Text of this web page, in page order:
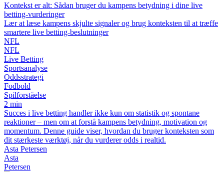
Kontekst er alt: Sådan bruger du kampens betydning i dine live
betting‑vurderinger
Lær at læse kampens skjulte signaler og brug konteksten til at træffe
smartere live betting‑beslutninger
NFL
NFL
Live Betting
Sportsanalyse
Oddsstrategi
Fodbold
Spilforståelse
2 min
Succes i live betting handler ikke kun om statistik og spontane
reaktioner – men om at forstå kampens betydning, motivation og
momentum. Denne guide viser, hvordan du bruger konteksten som
dit stærkeste værktøj, når du vurderer odds i realtid.
Asta Petersen
Asta
Petersen